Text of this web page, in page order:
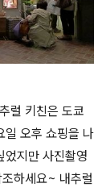
럴 키친은 도쿄
일 오후 쇼핑을 나
었지만 사진촬영
하세요~ 내추럴